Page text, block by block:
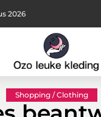
2026
Shopping / Clothing